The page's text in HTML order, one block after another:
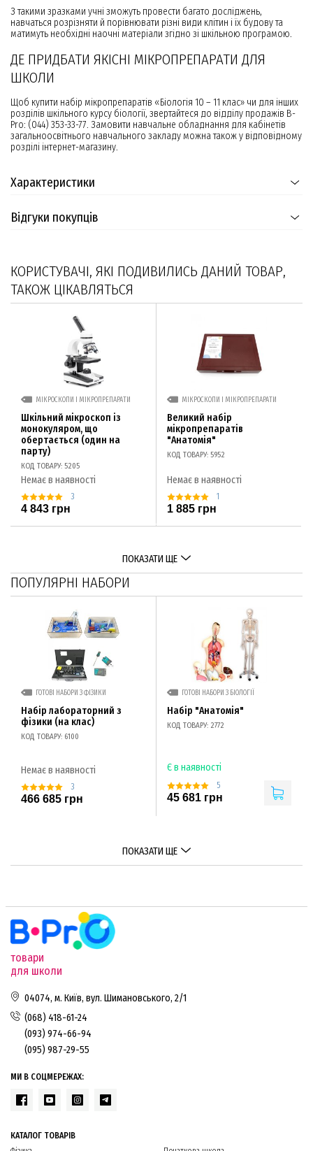
З такими зразками учні зможуть провести багато досліджень,
навчаться розрізняти й порівнювати різні види клітин і їх будову та
матимуть необхідні наочні матеріали згідно зі шкільною програмою.
ДЕ ПРИДБАТИ ЯКІСНІ МІКРОПРЕПАРАТИ ДЛЯ
ШКОЛИ
Щоб купити набір мікропрепаратів «Біологія 10 – 11 клас» чи для інших
розділів шкільного курсу біології, звертайтеся до відділу продажів B-
Pro: (044) 353-33-77. Замовити навчальне обладнання для кабінетів
загальноосвітнього навчального закладу можна також у відповідному
розділі інтернет-магазину.
Характеристики
Відгуки покупців
КОРИСТУВАЧІ, ЯКІ ПОДИВИЛИСЬ ДАНИЙ ТОВАР,
ТАКОЖ ЦІКАВЛЯТЬСЯ
МІКРОСКОПИ І МІКРОПРЕПАРАТИ
Шкільний мікроскоп із
монокуляром, що
обертається (один на
парту)
КОД ТОВАРУ: 5205
Немає в наявності
3
4 843 грн
МІКРОСКОПИ І МІКРОПРЕПАРАТИ
Великий набір
мікропрепаратів
"Анатомія"
КОД ТОВАРУ: 5952
Немає в наявності
1
1 885 грн
ПОКАЗАТИ ЩЕ
ПОПУЛЯРНІ НАБОРИ
ГОТОВІ НАБОРИ З ФІЗИКИ
Набір лабораторний з
фізики (на клас)
КОД ТОВАРУ: 6100
Немає в наявності
3
466 685 грн
ГОТОВІ НАБОРИ З БІОЛОГІЇ
Набір "Анатомія"
КОД ТОВАРУ: 2772
Є в наявності
5
45 681 грн
ПОКАЗАТИ ЩЕ
товари
для школи
04074, м. Київ, вул. Шимановського, 2/1
(068) 418-61-24
(093) 974-66-94
(095) 987-29-55
МИ В СОЦМЕРЕЖАХ:
КАТАЛОГ ТОВАРІВ